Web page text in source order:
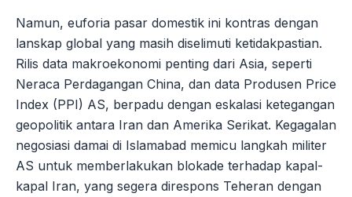
Namun, euforia pasar domestik ini kontras dengan
lanskap global yang masih diselimuti ketidakpastian.
Rilis data makroekonomi penting dari Asia, seperti
Neraca Perdagangan China, dan data Produsen Price
Index (PPI) AS, berpadu dengan eskalasi ketegangan
geopolitik antara Iran dan Amerika Serikat. Kegagalan
negosiasi damai di Islamabad memicu langkah militer
AS untuk memberlakukan blokade terhadap kapal-
kapal Iran, yang segera direspons Teheran dengan